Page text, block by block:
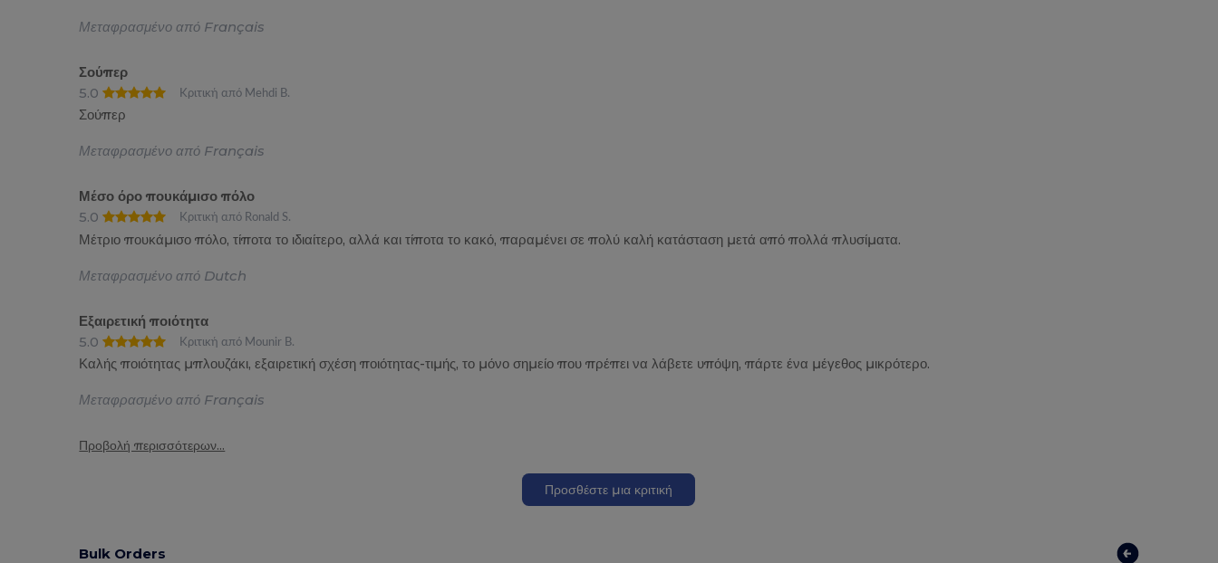
Μεταφρασμένο από Français
Σούπερ
5.0
Κριτική από Mehdi B.
Σούπερ
Μεταφρασμένο από Français
Μέσο όρο πουκάμισο πόλο
5.0
Κριτική από Ronald S.
Μέτριο πουκάμισο πόλο, τίποτα το ιδιαίτερο, αλλά και τίποτα το κακό, παραμένει σε πολύ καλή κατάσταση μετά από πολλά πλυσίματα.
Μεταφρασμένο από Dutch
Εξαιρετική ποιότητα
5.0
Κριτική από Mounir B.
Καλής ποιότητας μπλουζάκι, εξαιρετική σχέση ποιότητας-τιμής, το μόνο σημείο που πρέπει να λάβετε υπόψη, πάρτε ένα μέγεθος μικρότερο.
Μεταφρασμένο από Français
Προβολή περισσότερων...
Προσθέστε μια κριτική
Bulk Orders